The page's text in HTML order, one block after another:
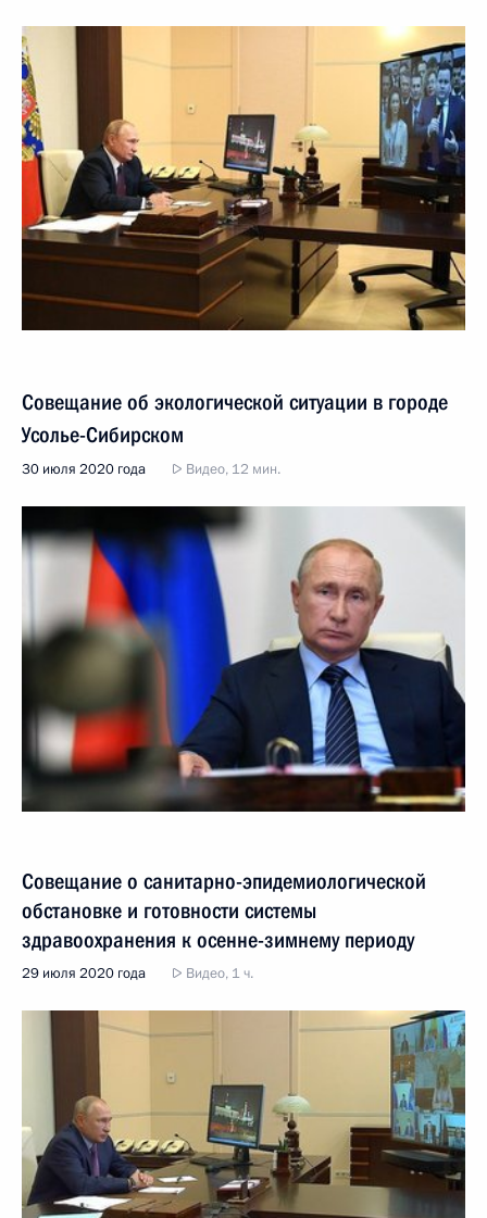
Совещание об экологической ситуации в городе
Усолье-Сибирском
30 июля 2020 года Видео, 12 мин.
Совещание о санитарно-эпидемиологической
обстановке и готовности системы
здравоохранения к осенне-зимнему периоду
29 июля 2020 года Видео, 1 ч.